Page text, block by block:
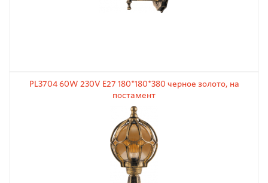
PL3704 60W 230V E27 180*180*380 черное золото, на
постамент